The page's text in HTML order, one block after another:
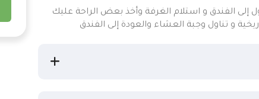
إلى الفندق و استلام الغرفة وأخذ بعض الراحة عليك
و تناول وجبة العشاء والعودة إلى الفندق